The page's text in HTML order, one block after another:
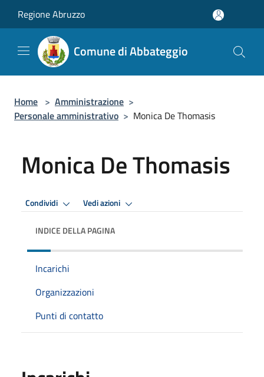
Regione Abruzzo
Comune di Abbateggio
Home > Amministrazione >
Personale amministrativo > Monica De Thomasis
Monica De Thomasis
Condividi Vedi azioni
INDICE DELLA PAGINA
Incarichi
Organizzazioni
Punti di contatto